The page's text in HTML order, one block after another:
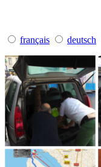
français deutsch